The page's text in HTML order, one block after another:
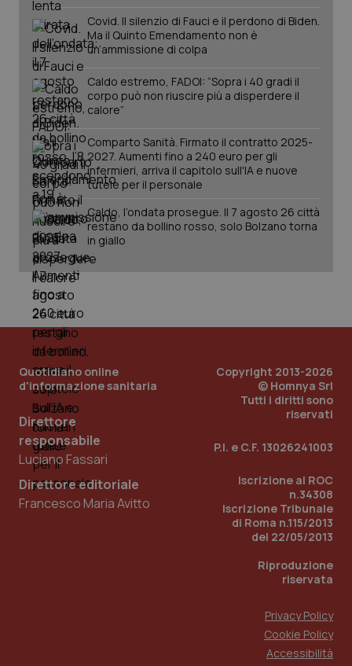
Covid. Il silenzio di Fauci e il perdono di Biden.
Ma il Quinto Emendamento non è
un’ammissione di colpa
Caldo estremo, FADOI: “Sopra i 40 gradi il
corpo può non riuscire più a disperdere il
calore”
Comparto Sanità. Firmato il contratto 2025-
2027. Aumenti fino a 240 euro per gli
infermieri, arriva il capitolo sull'IA e nuove
tutele per il personale
Caldo, l’ondata prosegue. Il 7 agosto 26 città
restano da bollino rosso, solo Bolzano torna
in giallo
Quotidiano online
d'informazione sanitaria
Direttore
responsabile
Luciano Fassari
Direttore editoriale
Francesco Maria Avitto
Copyright 2013-2026
© Homnya Srl
Tutti i diritti sono
riservati
P.I. e C.F. 13026241003
Iscrizione al ROC
n.34308
Iscrizione Tribunale
di Roma n.115/2013
del 22/05/2013
Riproduzione
riservata
Privacy Policy
Cookie Policy
Accessibilità
PHPSESSID
_ga_KM60CM4NPH
mese
Scadenza
1 anno 1
Questo
Scadenza